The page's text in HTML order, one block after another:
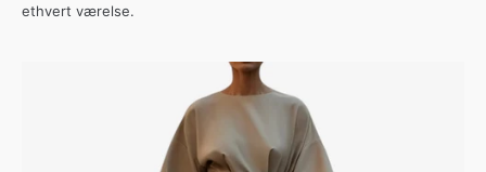
ethvert værelse.